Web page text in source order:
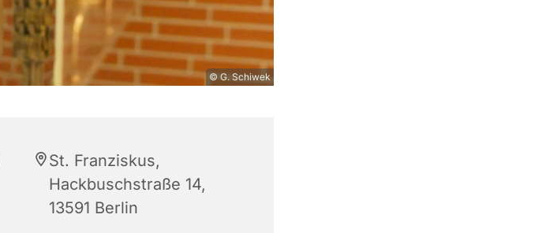
© G. Schiwek
St. Franziskus,
Hackbuschstraße 14,
13591 Berlin